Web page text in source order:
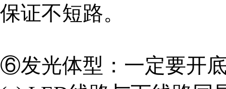
保证不短路。
⑥发光体型：一定要开